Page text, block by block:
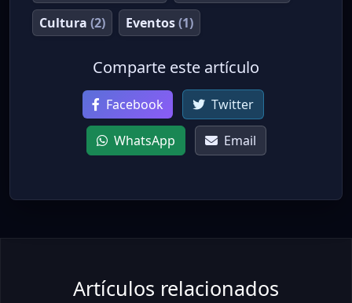
Cultura (2) Eventos(1)
Comparte este artículo
Facebook Twitter
WhatsApp Email
Artículos relacionados